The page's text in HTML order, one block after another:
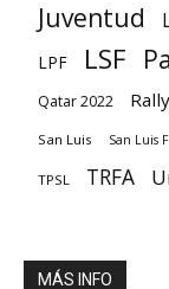
Juventud
LPF LSF
Qatar 2022
San Luis San Luis
TPSL TRFA
MÁS INFO